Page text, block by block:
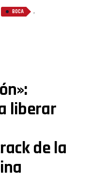
BOCA ,
liberar
de la